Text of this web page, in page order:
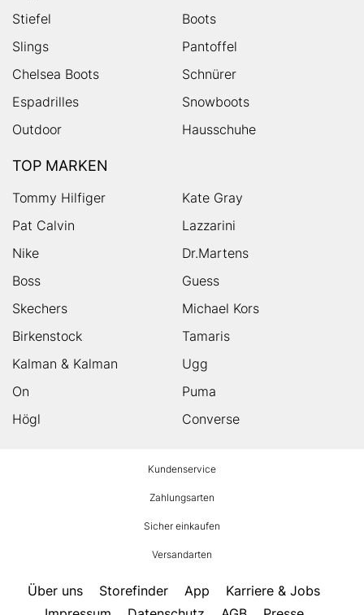
Stiefel
Boots
Slings
Pantoffel
Chelsea Boots
Schnürer
Espadrilles
Snowboots
Outdoor
Hausschuhe
TOP MARKEN
Tommy Hilfiger
Kate Gray
Pat Calvin
Lazzarini
Nike
Dr.Martens
Boss
Guess
Skechers
Michael Kors
Birkenstock
Tamaris
Kalman & Kalman
Ugg
On
Puma
Högl
Converse
Kundenservice
Zahlungsarten
Sicher einkaufen
Versandarten
Über uns Storefinder App
Karriere & Jobs